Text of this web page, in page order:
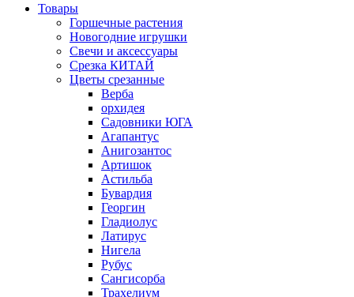
Товары
Горшечные растения
Новогодние игрушки
Свечи и аксессуары
Срезка КИТАЙ
Цветы срезанные
Верба
орхидея
Садовники ЮГА
Агапантус
Анигозантос
Артишок
Астильба
Бувардия
Георгин
Гладиолус
Латирус
Нигела
Рубус
Сангисорба
Трахелиум